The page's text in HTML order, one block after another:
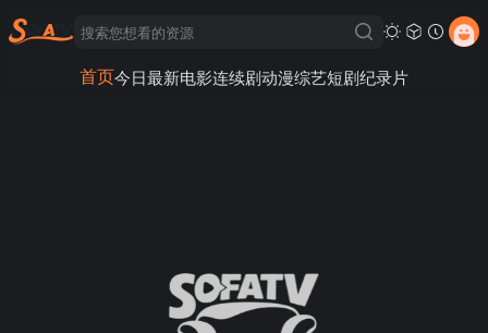
首页今日最新电影连续剧动漫综艺短剧纪录片